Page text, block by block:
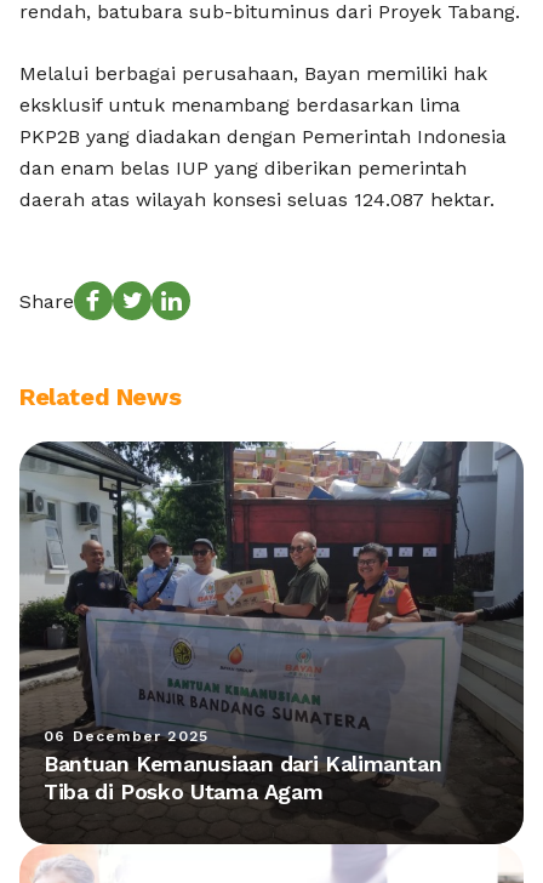
rendah, batubara sub-bituminus dari Proyek Tabang.
Melalui berbagai perusahaan, Bayan memiliki hak
eksklusif untuk menambang berdasarkan lima
PKP2B yang diadakan dengan Pemerintah Indonesia
dan enam belas IUP yang diberikan pemerintah
daerah atas wilayah konsesi seluas 124.087 hektar.
Share
Related News
06 December 2025
Bantuan Kemanusiaan dari Kalimantan
Tiba di Posko Utama Agam